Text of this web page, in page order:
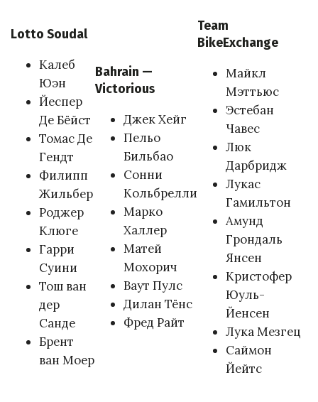
Lotto Soudal
Калеб
Юэн
Йеспер
Де Бёйст
Томас Де
Гендт
Филипп
Жильбер
Роджер
Клюге
Гарри
Суини
Тош ван
дер
Санде
Брент
ван Моер
Bahrain —
Victorious
Джек Хейг
Пельо
Бильбао
Сонни
Кольбрелли
Марко
Халлер
Матей
Мохорич
Ваут Пулс
Дилан Тёнс
Фред Райт
Team
BikeExchange
Майкл
Мэттьюс
Эстебан
Чавес
Люк
Дарбридж
Лукас
Гамильтон
Амунд
Грондаль
Янсен
Кристофер
Юуль-
Йенсен
Лука Мезгец
Саймон
Йейтс